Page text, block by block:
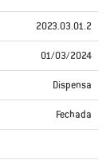
2023.03.01.2
01/03/2024
Dispensa
Fechada